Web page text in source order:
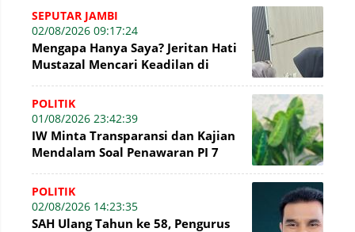
Hukum
SEPUTAR JAMBI
02/08/2026 09:17:24
Mengapa Hanya Saya? Jeritan Hati
Mustazal Mencari Keadilan di
Jambi
POLITIK
01/08/2026 23:42:39
IW Minta Transparansi dan Kajian
Mendalam Soal Penawaran PI 7
POLITIK
02/08/2026 14:23:35
SAH Ulang Tahun ke 58, Pengurus